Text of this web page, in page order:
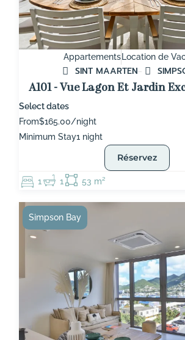
Appartements Location de
SINT MAARTEN
A101 - Vue Lagon Et Jardin
Select dates
From$165.00/night
Minimum Stay1 night
Réservez
1 1 53 m²
Simpson Bay